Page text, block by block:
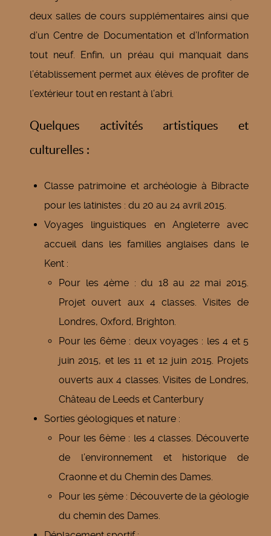
deux salles de cours supplémentaires ainsi que
d’un Centre de Documentation et d’Information
tout neuf. Enfin, un préau qui manquait dans
l’établissement permet aux élèves de profiter de
l’extérieur tout en restant à l’abri.
Quelques activités artistiques et
culturelles :
Classe patrimoine et archéologie à Bibracte
pour les latinistes : du 20 au 24 avril 2015.
Voyages linguistiques en Angleterre avec
accueil dans les familles anglaises dans le
Kent :
Pour les 4ème : du 18 au 22 mai 2015.
Projet ouvert aux 4 classes. Visites de
Londres, Oxford, Brighton.
Pour les 6ème : deux voyages : les 4 et 5
juin 2015, et les 11 et 12 juin 2015. Projets
ouverts aux 4 classes. Visites de Londres,
Château de Leeds et Canterbury
Sorties géologiques et nature :
Pour les 6ème : les 4 classes. Découverte
de l’environnement et historique de
Craonne et du Chemin des Dames.
Pour les 5ème : Découverte de la géologie
du chemin des Dames.